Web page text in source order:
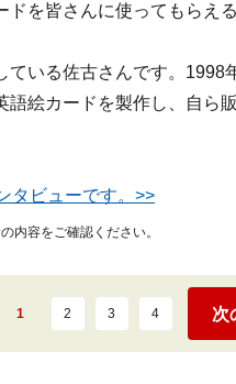
ドを皆さんに使ってもらえ
ている佐古さんです。
語絵カードを製作し、自ら
タビューです。>>
内容をご確認ください。
1 2 3 4 次